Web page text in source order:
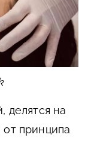
делятся на
от принципа